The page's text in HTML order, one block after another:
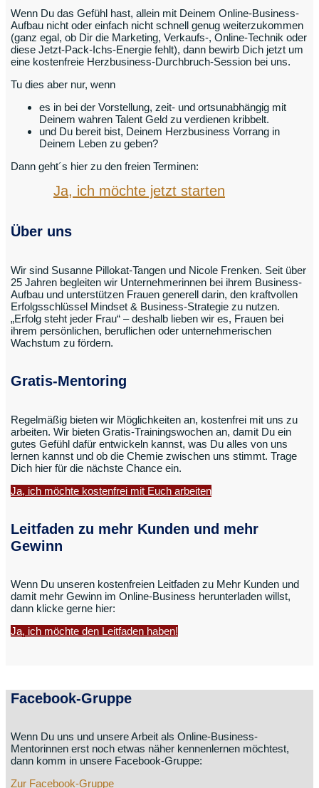
Wenn Du das Gefühl hast, allein mit Deinem Online-Business-
Aufbau nicht oder einfach nicht schnell genug weiterzukommen
(ganz egal, ob Dir die Marketing, Verkaufs-, Online-Technik oder
diese Jetzt-Pack-Ichs-Energie fehlt), dann bewirb Dich jetzt um
eine kostenfreie Herzbusiness-Durchbruch-Session bei uns.
Tu dies aber nur, wenn
es in bei der Vorstellung, zeit- und ortsunabhängig mit
Deinem wahren Talent Geld zu verdienen kribbelt.
und Du bereit bist, Deinem Herzbusiness Vorrang in
Deinem Leben zu geben?
Dann geht´s hier zu den freien Terminen:
Ja, ich möchte jetzt starten
Über uns
Wir sind Susanne Pillokat-Tangen und Nicole Frenken. Seit über
25 Jahren begleiten wir Unternehmerinnen bei ihrem Business-
Aufbau und unterstützen Frauen generell darin, den kraftvollen
Erfolgsschlüssel Mindset & Business-Strategie zu nutzen.
„Erfolg steht jeder Frau“ – deshalb lieben wir es, Frauen bei
ihrem persönlichen, beruflichen oder unternehmerischen
Wachstum zu fördern.
Gratis-Mentoring
Regelmäßig bieten wir Möglichkeiten an, kostenfrei mit uns zu
arbeiten. Wir bieten Gratis-Trainingswochen an, damit Du ein
gutes Gefühl dafür entwickeln kannst, was Du alles von uns
lernen kannst und ob die Chemie zwischen uns stimmt. Trage
Dich hier für die nächste Chance ein.
Ja, ich möchte kostenfrei mit Euch arbeiten
Leitfaden zu mehr Kunden und mehr
Gewinn
Wenn Du unseren kostenfreien Leitfaden zu Mehr Kunden und
damit mehr Gewinn im Online-Business herunterladen willst,
dann klicke gerne hier:
Ja, ich möchte den Leitfaden haben!
Facebook-Gruppe
Wenn Du uns und unsere Arbeit als Online-Business-
Mentorinnen erst noch etwas näher kennenlernen möchtest,
dann komm in unsere Facebook-Gruppe:
Zur Facebook-Gruppe